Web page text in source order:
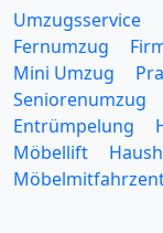
Umzugsservice
Fernumzug
Mini Umzug
Seniorenumzug
Entrümpelung
Möbellift